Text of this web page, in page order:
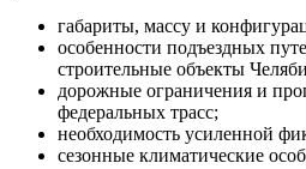
габариты, массу и
особенности подъездных
строительные объекты
дорожные ограничения и
федеральных трасс;
необходимость усиленной
сезонные климатические